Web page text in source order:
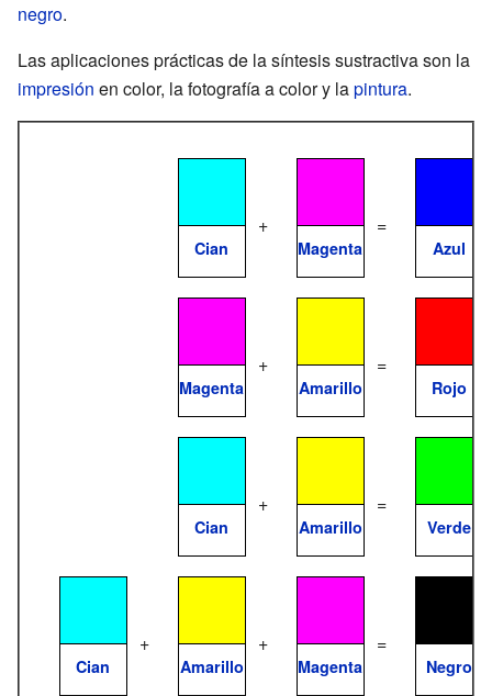
negro.
Las aplicaciones prácticas de la síntesis sustractiva son la
impresión en color, la fotografía a color y lapintura.
Cian
+
Magenta
=
Azul
Magenta
+
Amarillo
=
Rojo
Cian
+
Amarillo
=
Verde
Cian
+
Amarillo
+
Magenta
=
Negro